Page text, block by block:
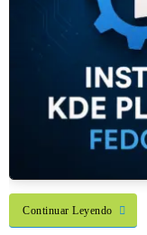
Continuar Leyendo